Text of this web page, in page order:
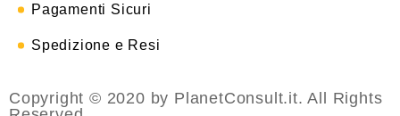
Pagamenti Sicuri
Spedizione e Resi
Copyright © 2020 by PlanetConsult.it. All Rights